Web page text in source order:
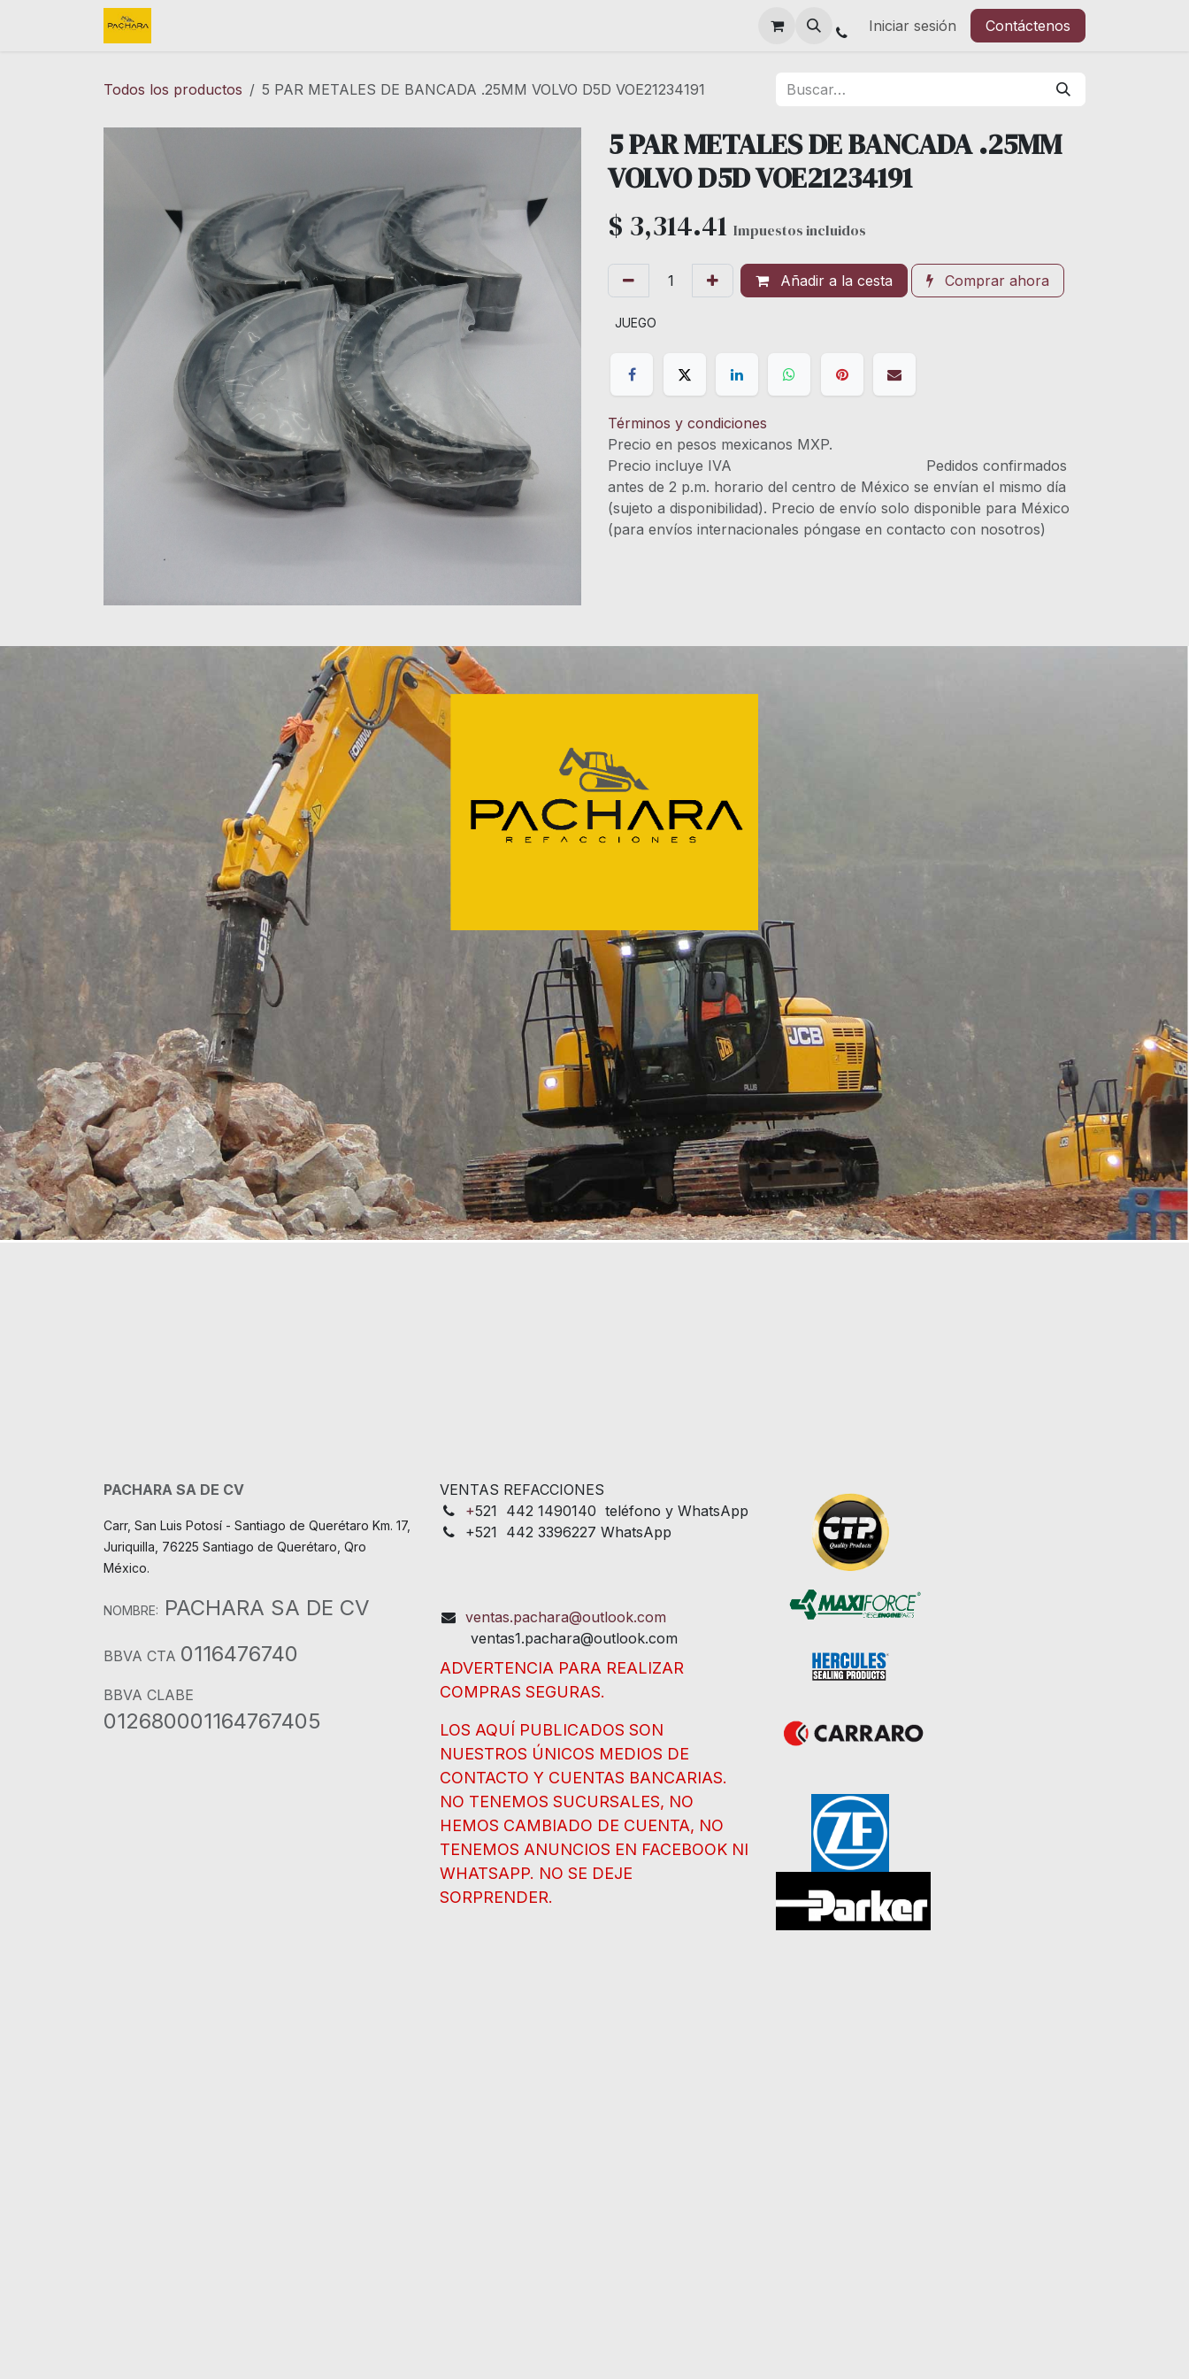
Iniciar sesión Contáctenos
Todos los productos 5 PAR METALES DE BANCADA .25MM VOLVO D5D VOE21234191
5 PAR METALES DE BANCADA .25MM
VOLVO D5D VOE21234191
$ 3,314.41 Impuestos incluidos
Añadir a la cesta Comprar ahora
JUEGO
Términos y condiciones
Precio en pesos mexicanos MXP.
Precio incluye IVA Pedidos confirmados
antes de 2 p.m. horario del centro de México se envían el mismo día
(sujeto a disponibilidad). Precio de envío solo disponible para México
(para envíos internacionales póngase en contacto con nosotros)
PACHARA SA DE CV
Carr, San Luis Potosí - Santiago de Querétaro Km. 17,
Juriquilla, 76225 Santiago de Querétaro, Qro
México.
NOMBRE: PACHARA SA DE CV
BBVA CTA 0116476740
BBVA CLABE
012680001164767405
VENTAS REFACCIONES
+521 442 1490140 teléfono y WhatsApp
+521 442 3396227 WhatsApp
ventas.pachara@outlook.com
ventas1.pachara@outlook.com
ADVERTENCIA PARA REALIZAR
COMPRAS SEGURAS.
LOS AQUÍ PUBLICADOS SON
NUESTROS ÚNICOS MEDIOS DE
CONTACTO Y CUENTAS BANCARIAS.
NO TENEMOS SUCURSALES, NO
HEMOS CAMBIADO DE CUENTA, NO
TENEMOS ANUNCIOS EN FACEBOOK NI
WHATSAPP. NO SE DEJE
SORPRENDER.